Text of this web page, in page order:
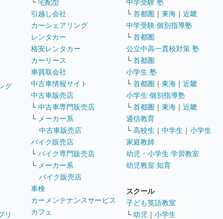
グ
リ
└ 宅配型
引越し会社
カーシェアリング
レンタカー
格安レンタカー
カーリース
車買取会社
中古車情報サイト
中古車販売店
└ 中古車専門販売店
└ メーカー系
中古車販売店
バイク販売店
└ バイク専門販売店
└ メーカー系
バイク販売店
車検
カーメンテナンスサービス
カフェ
中学受験 塾
└ 首都圏 ｜ 東海 ｜ 近畿
中学受験 個別指導塾
└ 首都圏
公立中高一貫校対策 塾
└ 首都圏
小学生 塾
└ 首都圏 ｜ 東海 ｜ 近畿
小学生 個別指導塾
└ 首都圏 ｜ 東海 ｜ 近畿
通信教育
└ 高校生 ｜ 中学生 ｜ 小学生
家庭教師
幼児・小学生 学習教室
幼児教室 知育
スクール
子ども英語教室
└ 幼児 ｜ 小学生